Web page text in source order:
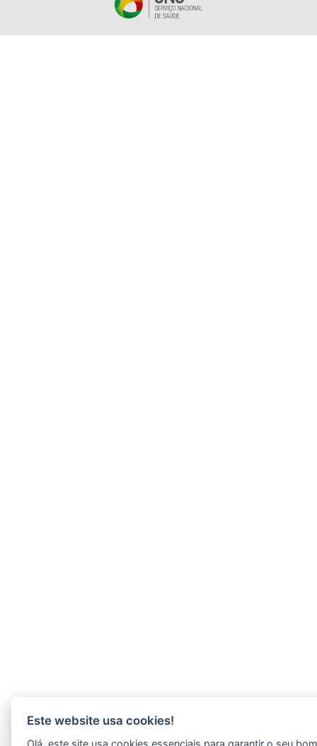
Este website usa cookies!
Olá, este site usa cookies essenciais para garantir o seu